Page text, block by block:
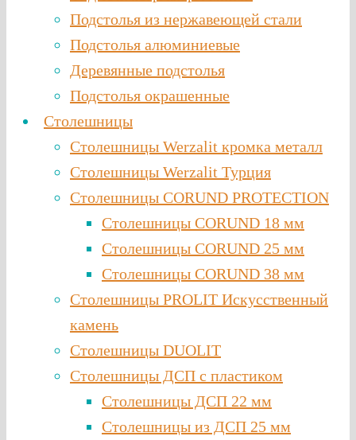
Подстолья из нержавеющей стали
Подстолья алюминиевые
Деревянные подстолья
Подстолья окрашенные
Столешницы
Столешницы Werzalit кромка металл
Столешницы Werzalit Турция
Столешницы CORUND PROTECTION
Столешницы CORUND 18 мм
Столешницы CORUND 25 мм
Столешницы CORUND 38 мм
Столешницы PROLIT Искусственный
камень
Столешницы DUOLIT
Столешницы ДСП с пластиком
Столешницы ДСП 22 мм
Столешницы из ДСП 25 мм